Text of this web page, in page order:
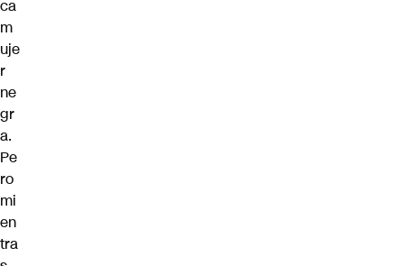
ca
m
uje
r
ne
gr
a.
Pe
ro
mi
en
tra